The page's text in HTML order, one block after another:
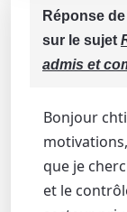
Réponse de
sur le sujet
admis et
​Bonjour
que je
et le